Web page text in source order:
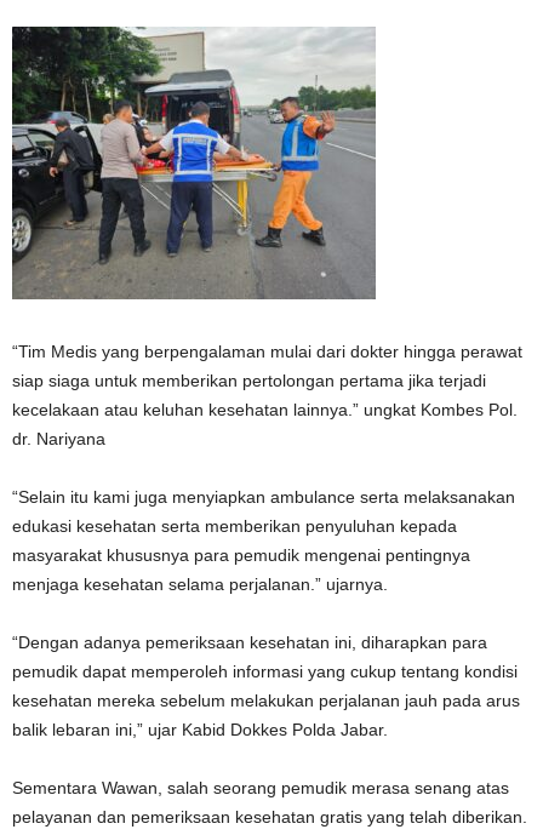
“Tim Medis yang berpengalaman mulai dari dokter hingga perawat
siap siaga untuk memberikan pertolongan pertama jika terjadi
kecelakaan atau keluhan kesehatan lainnya.” ungkat Kombes Pol.
dr. Nariyana
“Selain itu kami juga menyiapkan ambulance serta melaksanakan
edukasi kesehatan serta memberikan penyuluhan kepada
masyarakat khususnya para pemudik mengenai pentingnya
menjaga kesehatan selama perjalanan.” ujarnya.
“Dengan adanya pemeriksaan kesehatan ini, diharapkan para
pemudik dapat memperoleh informasi yang cukup tentang kondisi
kesehatan mereka sebelum melakukan perjalanan jauh pada arus
balik lebaran ini,” ujar Kabid Dokkes Polda Jabar.
Sementara Wawan, salah seorang pemudik merasa senang atas
pelayanan dan pemeriksaan kesehatan gratis yang telah diberikan.